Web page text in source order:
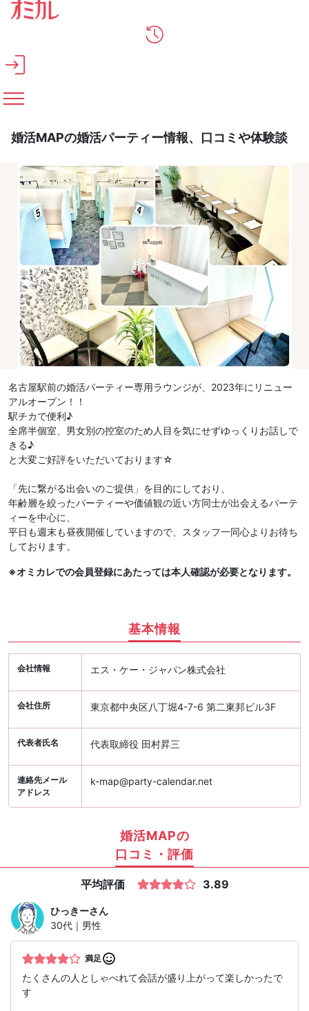
メインコンテンツへスキップ
婚活MAPの婚活パーティー情報、口コミや体験談
名古屋駅前の婚活パーティー専用ラウンジが、2023年にリニュー
アルオープン！！
駅チカで便利♪
全席半個室、男女別の控室のため人目を気にせずゆっくりお話しで
きる♪
と大変ご好評をいただいております☆
「先に繋がる出会いのご提供」を目的にしており、
年齢層を絞ったパーティーや価値観の近い方同士が出会えるパーテ
ィーを中心に、
平日も週末も昼夜開催していますので、スタッフ一同心よりお待ち
しております。
※オミカレでの会員登録にあたっては本人確認が必要となります。
基本情報
会社情報 エス・ケー・ジャパン株式会社
会社住所 東京都中央区八丁堀4-7-6 第二東邦ビル3F
代表者氏名 代表取締役 田村昇三
連絡先メール
アドレス
k-map@party-calendar.net
婚活MAPの
口コミ・評価
平均評価 3.89
ひっきーさん
30代｜男性
満足
たくさんの人としゃべれて会話が盛り上がって楽しかったで
す